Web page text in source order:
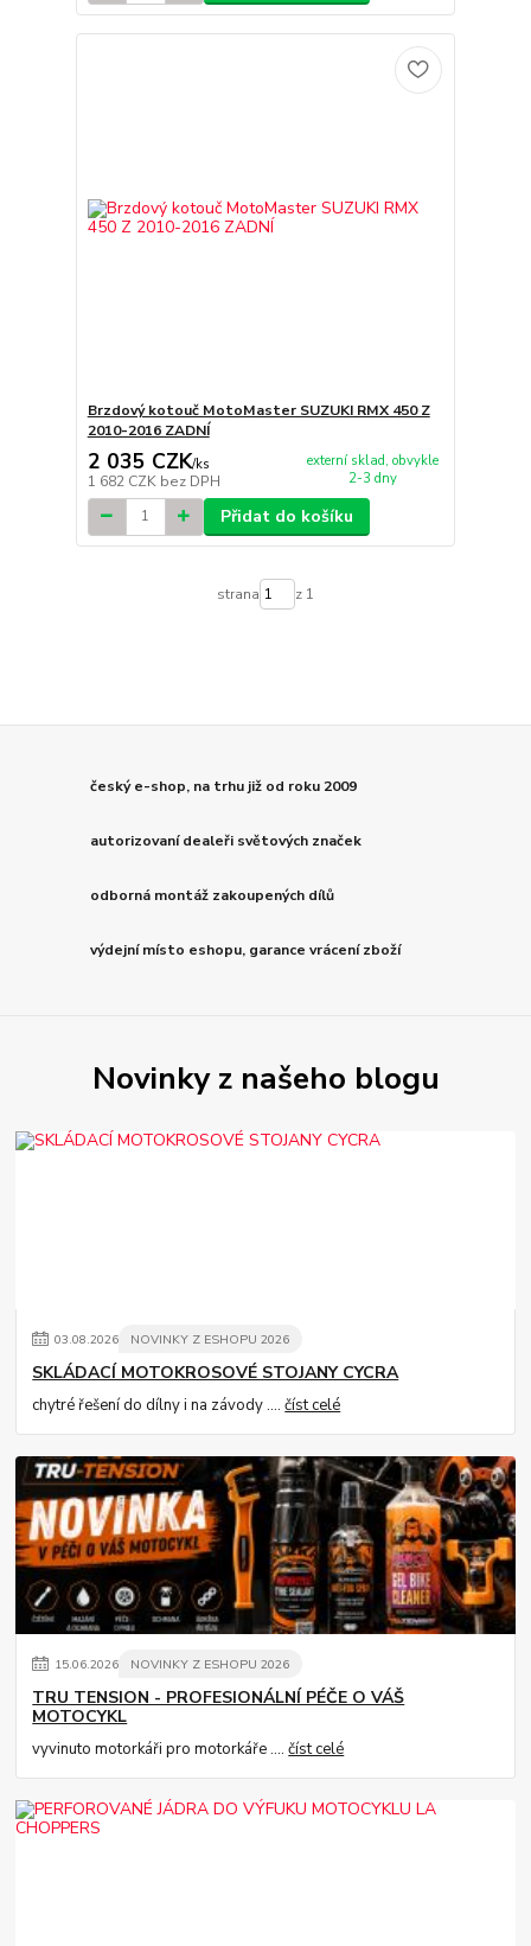
Brzdový kotouč MotoMaster SUZUKI RMX 450 Z
2010-2016 ZADNÍ
2 035 CZK/ks
1 682 CZK bez DPH
externí sklad, obvykle
2-3 dny
Přidat do košíku
strana z 1
český e-shop, na trhu již od roku 2009
autorizovaní dealeři světových značek
odborná montáž zakoupených dílů
výdejní místo eshopu, garance vrácení zboží
Novinky z našeho blogu
03.08.2026 NOVINKY Z ESHOPU 2026
SKLÁDACÍ MOTOKROSOVÉ STOJANY CYCRA
chytré řešení do dílny i na závody ....číst celé
15.06.2026 NOVINKY Z ESHOPU 2026
TRU TENSION - PROFESIONÁLNÍ PÉČE O VÁŠ
MOTOCYKL
vyvinuto motorkáři pro motorkáře ....číst celé